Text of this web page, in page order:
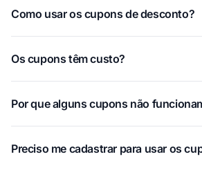
Como usar os cupons de desconto?
Os cupons têm custo?
Por que alguns cupons não
Preciso me cadastrar para usar os